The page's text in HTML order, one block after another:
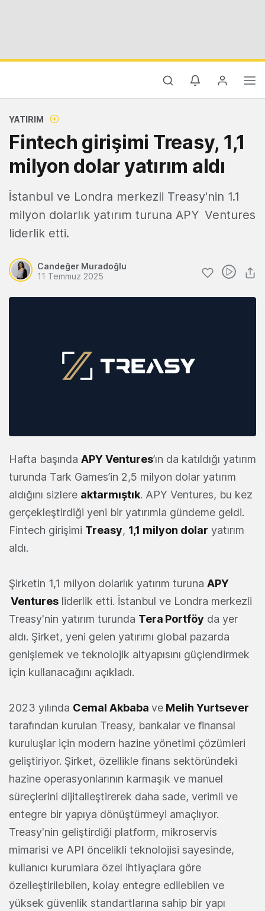
YATIRIM
Fintech girişimi Treasy, 1,1
milyon dolar yatırım aldı
İstanbul ve Londra merkezli Treasy'nin 1.1
milyon dolarlık yatırım turuna APY Ventures
liderlik etti.
Candeğer Muradoğlu
11 Temmuz 2025
Hafta başında APY Ventures’ın da katıldığı yatırım
turunda Tark Games’in 2,5 milyon dolar yatırım
aldığını sizlere aktarmıştık. APY Ventures, bu kez
gerçekleştirdiği yeni bir yatırımla gündeme geldi.
Fintech girişimi Treasy, 1,1 milyon dolar yatırım
aldı.
Şirketin 1,1 milyon dolarlık yatırım turuna APY
Ventures liderlik etti. İstanbul ve Londra merkezli
Treasy'nin yatırım turunda Tera Portföy da yer
aldı. Şirket, yeni gelen yatırımı global pazarda
genişlemek ve teknolojik altyapısını güçlendirmek
için kullanacağını açıkladı.
2023 yılında Cemal Akbaba ve Melih Yurtsever
tarafından kurulan Treasy, bankalar ve finansal
kuruluşlar için modern hazine yönetimi çözümleri
geliştiriyor. Şirket, özellikle finans sektöründeki
hazine operasyonlarının karmaşık ve manuel
süreçlerini dijitalleştirerek daha sade, verimli ve
entegre bir yapıya dönüştürmeyi amaçlıyor.
Treasy'nin geliştirdiği platform, mikroservis
mimarisi ve API öncelikli teknolojisi sayesinde,
kullanıcı kurumlara özel ihtiyaçlara göre
özelleştirilebilen, kolay entegre edilebilen ve
yüksek güvenlik standartlarına sahip bir yapı